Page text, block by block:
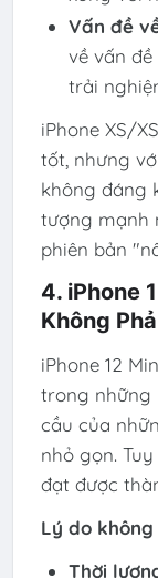
Vấn đề
về vấn đề
trải
iPhone XS/
tốt, nhưng
không đáng
tượng mạnh
phiên bản
4. iPhone
Không
iPhone 12
trong những
cầu của
nhỏ gọn.
đạt được
Lý do
Thời